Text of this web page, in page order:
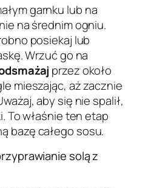
garnku lub na
na średnim ogniu.
posiekaj lub
Wrzuć go na
przez około
mieszając, aż zacznie
aby się nie spalił,
To właśnie ten etap
bazę całego sosu.
solą z